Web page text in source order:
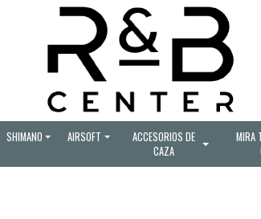
SHIMANO AIRSOFT
ACCESORIOS DE
CAZA
MIRA